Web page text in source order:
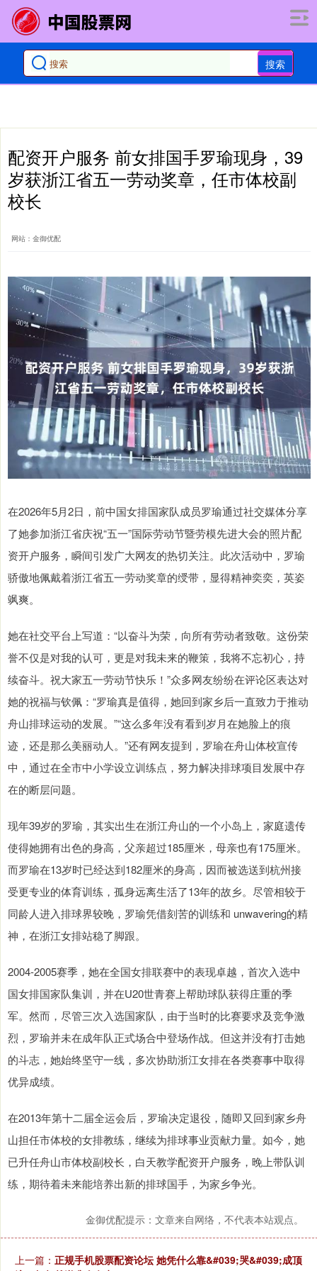
搜索
配资开户服务 前女排国手罗瑜现身，39
岁获浙江省五一劳动奖章，任市体校副
校长
网站：金御优配
在2026年5月2日，前中国女排国家队成员罗瑜通过社交媒体分享
了她参加浙江省庆祝“五一”国际劳动节暨劳模先进大会的照片配
资开户服务，瞬间引发广大网友的热切关注。此次活动中，罗瑜
骄傲地佩戴着浙江省五一劳动奖章的绶带，显得精神奕奕，英姿
飒爽。
她在社交平台上写道：“以奋斗为荣，向所有劳动者致敬。这份荣
誉不仅是对我的认可，更是对我未来的鞭策，我将不忘初心，持
续奋斗。祝大家五一劳动节快乐！”众多网友纷纷在评论区表达对
她的祝福与钦佩：“罗瑜真是值得，她回到家乡后一直致力于推动
舟山排球运动的发展。”“这么多年没有看到岁月在她脸上的痕
迹，还是那么美丽动人。”还有网友提到，罗瑜在舟山体校宣传
中，通过在全市中小学设立训练点，努力解决排球项目发展中存
在的断层问题。
现年39岁的罗瑜，其实出生在浙江舟山的一个小岛上，家庭遗传
使得她拥有出色的身高，父亲超过185厘米，母亲也有175厘米。
而罗瑜在13岁时已经达到182厘米的身高，因而被选送到杭州接
受更专业的体育训练，孤身远离生活了13年的故乡。尽管相较于
同龄人进入排球界较晚，罗瑜凭借刻苦的训练和 unwavering的精
神，在浙江女排站稳了脚跟。
2004-2005赛季，她在全国女排联赛中的表现卓越，首次入选中
国女排国家队集训，并在U20世青赛上帮助球队获得庄重的季
军。然而，尽管三次入选国家队，由于当时的比赛要求及竞争激
烈，罗瑜并未在成年队正式场合中登场作战。但这并没有打击她
的斗志，她始终坚守一线，多次协助浙江女排在各类赛事中取得
优异成绩。
在2013年第十二届全运会后，罗瑜决定退役，随即又回到家乡舟
山担任市体校的女排教练，继续为排球事业贡献力量。如今，她
已升任舟山市体校副校长，白天教学配资开户服务，晚上带队训
练，期待着未来能培养出新的排球国手，为家乡争光。
金御优配提示：文章来自网络，不代表本站观点。
上一篇： 正规手机股票配资论坛 她凭什么靠&#039;哭&#039;成顶